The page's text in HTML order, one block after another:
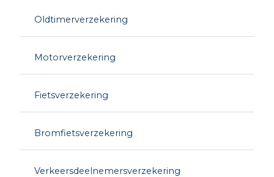
Oldtimerverzekering
Motorverzekering
Fietsverzekering
Bromfietsverzekering
Verkeersdeelnemersverzekering